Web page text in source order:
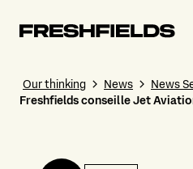
Our thinking News
News
Freshfields conseille Jet